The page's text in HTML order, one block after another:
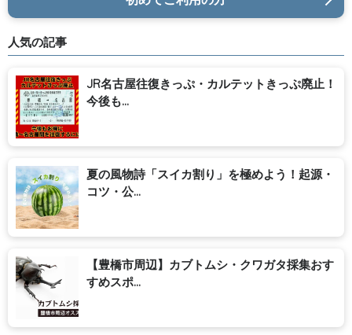
人気の記事
JR名古屋往復きっぷ・カルテットきっぷ廃止！
今後も...
夏の風物詩「スイカ割り」を極めよう！起源・
コツ・公...
【豊橋市周辺】カブトムシ・クワガタ採集おす
すめスポ...